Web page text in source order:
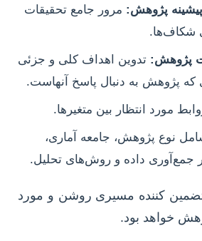
پژوهش: مرور جامع تحقیقات
شکاف‌ها.
پژوهش: تدوین اهداف کلی و جزئی
که پژوهش به دنبال پاسخ آنهاست.
مورد انتظار بین متغیرها.
نوع پژوهش، جامعه آماری،
جمع‌آوری داده و روش‌های تحلیل.
کننده مسیری روشن و مورد
خواهد بود.